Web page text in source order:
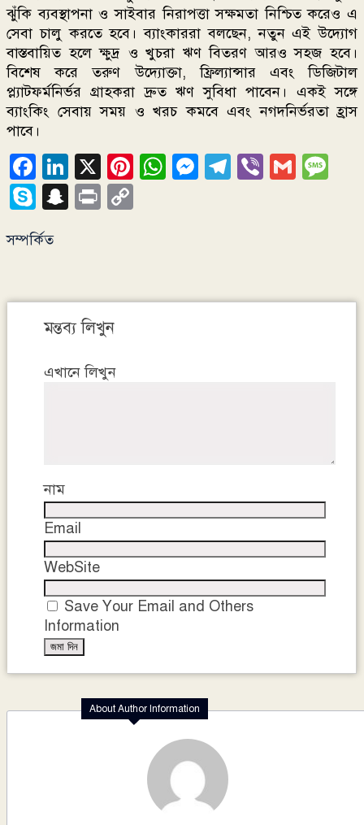
ঝুঁকি ব্যবস্থাপনা ও সাইবার নিরাপত্তা সক্ষমতা নিশ্চিত করেও এ
সেবা চালু করতে হবে। ব্যাংকাররা বলছেন, নতুন এই উদ্যোগ
বাস্তবায়িত হলে ক্ষুদ্র ও খুচরা ঋণ বিতরণ আরও সহজ হবে।
বিশেষ করে তরুণ উদ্যোক্তা, ফ্রিল্যান্সার এবং ডিজিটাল
প্ল্যাটফর্মনির্ভর গ্রাহকরা দ্রুত ঋণ সুবিধা পাবেন। একই সঙ্গে
ব্যাংকিং সেবায় সময় ও খরচ কমবে এবং নগদনির্ভরতা হ্রাস
পাবে।
Facebook
LinkedIn
X Pinterest
WhatsApp
Messenger
Telegram
ViberGmail
SkypeSnapchat
Print
সম্পর্কিত
মন্তব্য লিখুন
এখানে লিখুন
নাম
Email
WebSite
Save Your Email and Others
Information
About Author Information